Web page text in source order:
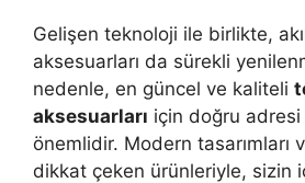
Gelişen teknoloji ile birlikte,
aksesuarları da sürekli
nedenle, en güncel ve kaliteli
aksesuarları için doğru
önemlidir. Modern tasarımları
dikkat çeken ürünleriyle, sizin